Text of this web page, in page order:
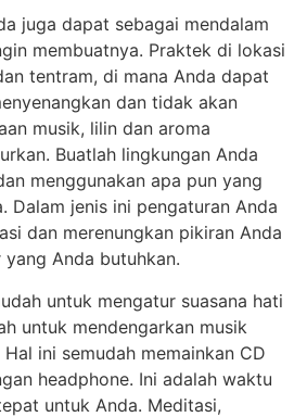
juga dapat sebagai mendalam
membuatnya. Praktek di lokasi
tentram, di mana Anda dapat
dan tidak akan
musik, lilin dan aroma
Buatlah lingkungan Anda
menggunakan apa pun yang
Dalam jenis ini pengaturan Anda
dan merenungkan pikiran Anda
Anda butuhkan.
untuk mengatur suasana hati
untuk mendengarkan musik
ini semudah memainkan CD
headphone. Ini adalah waktu
untuk Anda. Meditasi,